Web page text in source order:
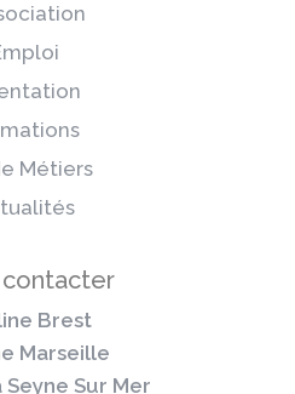
Métiers
Brest
Marseille
Sur Mer